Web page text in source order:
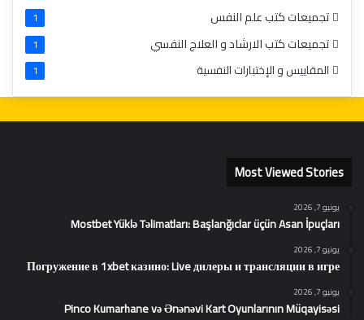
تجميعات كتب علم النفس 1
تجميعات كتب الارشاد و العلاج النفسي 1
المقاييس و الإختبارات النفسية 1
Most Viewed Stories
يونيو 7, 2026
Mostbet Yüklə Təlimatları: Başlanğıclar üçün Asan İpuçları
يونيو 7, 2026
Погружение в 1xbet казино: Live дилеры и трансляции в игре
يونيو 7, 2026
Pinco Kumarhane və Ənənəvi Kart Oyunlarının Müqayisəsi